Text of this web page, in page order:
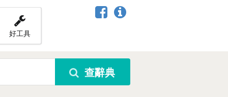
好工具
查辭典